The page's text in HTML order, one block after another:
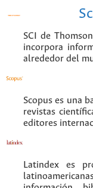
SCI de
incorpora
alrededor del
Scopus es una
revistas
editores
Latindex es